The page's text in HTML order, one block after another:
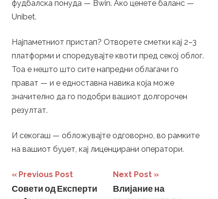
фудбалска понуда — Bwin. Ако ценете баланс —
Unibet.
Најпаметниот пристап? Отворете сметки кај 2–3
платформи и споредувајте квоти пред секој облог.
Тоа е нешто што сите напредни облагачи го
прават — и е едноставна навика која може
значително да го подобри вашиот долгорочен
резултат.
И секогаш — обложувајте одговорно, во рамките
на вашиот буџет, кај лиценцирани оператори.
Post
navigation
Previous Post
Совети од Експерти
Next Post
Влијание на